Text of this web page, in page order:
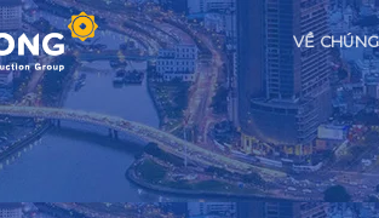
VỀ